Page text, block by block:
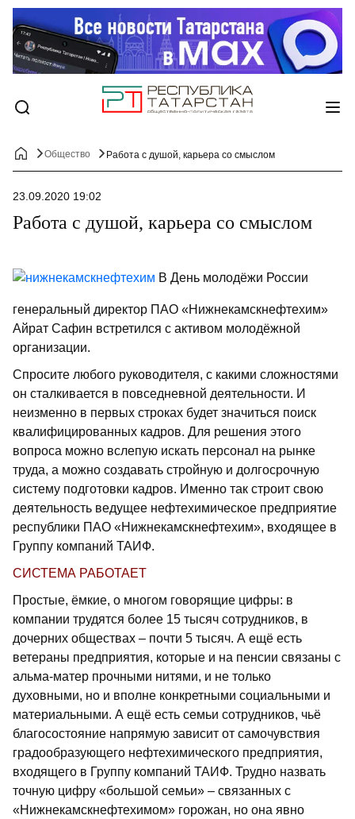
Общество Работа с душой, карьера со смыслом
23.09.2020 19:02
Работа с душой, карьера со смыслом
В День молодёжи России
генеральный директор ПАО «Нижнекамск­нефтехим»
Айрат Сафин встретился с активом молодёжной
организации.
Спросите любого руководителя, с какими сложностями
он сталкивается в повседневной деятельности. И
неизменно в первых строках будет значиться поиск
квалифицированных кадров. Для решения этого
вопроса можно вслепую искать персонал на рынке
труда, а можно создавать стройную и долгосрочную
систему подготовки кадров. Именно так строит свою
деятельность ведущее нефтехимическое предприятие
республики ПАО «Нижнекамскнефтехим», входящее в
Группу компаний ТАИФ.
СИСТЕМА РАБОТАЕТ
Простые, ёмкие, о многом говорящие цифры: в
компании трудятся более 15 тысяч сотрудников, в
дочерних обществах – почти 5 тысяч. А ещё есть
ветераны предприятия, которые и на пенсии связаны с
альма-матер прочными нитями, и не только
духовными, но и вполне конкретными социальными и
материальными. А ещё есть семьи сотрудников, чьё
благосостояние напрямую зависит от самочувствия
градообразующего нефтехимического предприятия,
входящего в Группу компаний ТАИФ. Трудно назвать
точную цифру «большой семьи» – связанных с
«Нижнекамскнефтехимом» горожан, но она явно